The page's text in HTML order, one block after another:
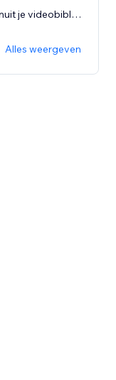
Videospeler: Media uploaden vanuit je videobiblioteek
Alles weergeven